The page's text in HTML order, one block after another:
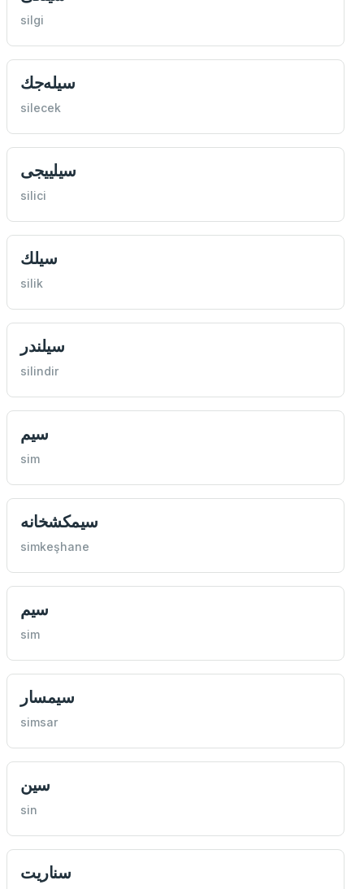
silgi
سيله‌جك
silecek
سيلييجی
silici
سيلك
silik
سيلندر
silindir
سيم
sim
سيمكشخانه
simkeşhane
سيم
sim
سيمسار
simsar
سين
sin
سناريت